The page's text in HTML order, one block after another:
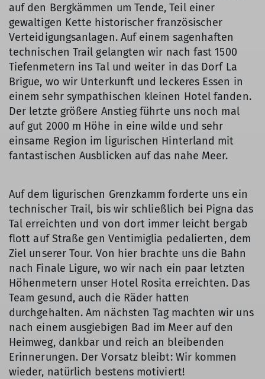
auf den Bergkämmen um Tende, Teil einer
gewaltigen Kette historischer französischer
Verteidigungsanlagen. Auf einem sagenhaften
technischen Trail gelangten wir nach fast 1500
Tiefenmetern ins Tal und weiter in das Dorf La
Brigue, wo wir Unterkunft und leckeres Essen in
einem sehr sympathischen kleinen Hotel fanden.
Der letzte größere Anstieg führte uns noch mal
auf gut 2000 m Höhe in eine wilde und sehr
einsame Region im ligurischen Hinterland mit
fantastischen Ausblicken auf das nahe Meer.
Auf dem ligurischen Grenzkamm forderte uns ein
technischer Trail, bis wir schließlich bei Pigna das
Tal erreichten und von dort immer leicht bergab
flott auf Straße gen Ventimiglia pedalierten, dem
Ziel unserer Tour. Von hier brachte uns die Bahn
nach Finale Ligure, wo wir nach ein paar letzten
Höhenmetern unser Hotel Rosita erreichten. Das
Team gesund, auch die Räder hatten
durchgehalten. Am nächsten Tag machten wir uns
nach einem ausgiebigen Bad im Meer auf den
Heimweg, dankbar und reich an bleibenden
Erinnerungen. Der Vorsatz bleibt: Wir kommen
wieder, natürlich bestens motiviert!